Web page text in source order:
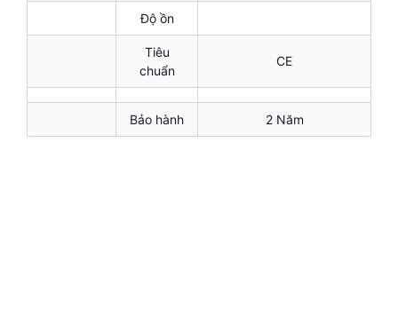
Độ ồn
Tiêu
chuẩn
CE
Bảo hành 2 Năm